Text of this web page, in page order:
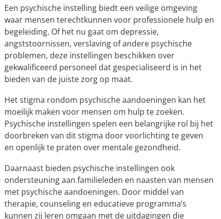
Een psychische instelling biedt een veilige omgeving
waar mensen terechtkunnen voor professionele hulp en
begeleiding. Of het nu gaat om depressie,
angststoornissen, verslaving of andere psychische
problemen, deze instellingen beschikken over
gekwalificeerd personeel dat gespecialiseerd is in het
bieden van de juiste zorg op maat.
Het stigma rondom psychische aandoeningen kan het
moeilijk maken voor mensen om hulp te zoeken.
Psychische instellingen spelen een belangrijke rol bij het
doorbreken van dit stigma door voorlichting te geven
en openlijk te praten over mentale gezondheid.
Daarnaast bieden psychische instellingen ook
ondersteuning aan familieleden en naasten van mensen
met psychische aandoeningen. Door middel van
therapie, counseling en educatieve programma’s
kunnen zij leren omgaan met de uitdagingen die